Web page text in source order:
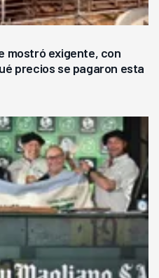
mostró exigente, con
precios se pagaron esta